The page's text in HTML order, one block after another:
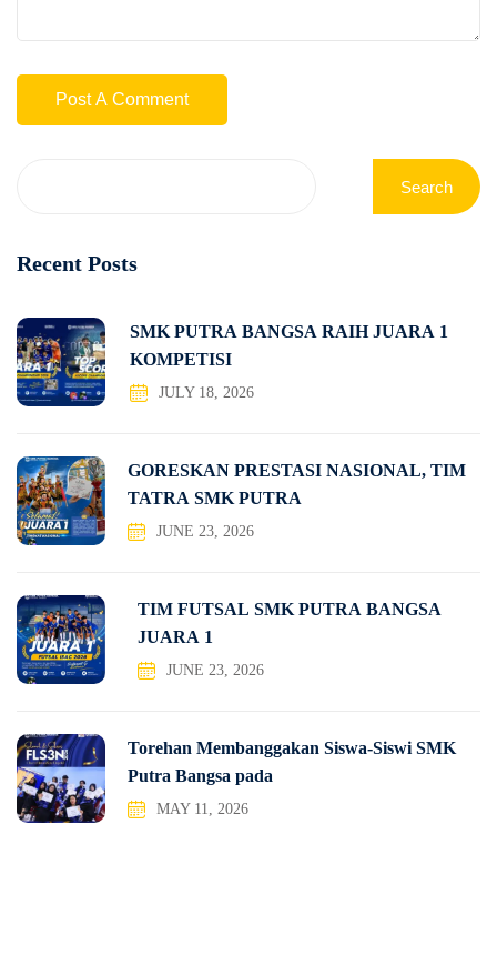
Search
Recent Posts
SMK PUTRA BANGSA RAIH JUARA 1
KOMPETISI
JULY 18, 2026
GORESKAN PRESTASI NASIONAL, TIM
TATRA SMK PUTRA
JUNE 23, 2026
TIM FUTSAL SMK PUTRA BANGSA
JUARA 1
JUNE 23, 2026
Torehan Membanggakan Siswa-Siswi SMK
Putra Bangsa pada
MAY 11, 2026